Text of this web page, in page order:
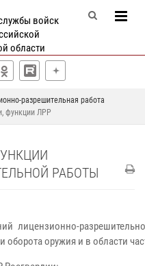
войск
области
разрешительная работа
функции ЛРР
РАБОТЫ
лицензионно-
оружия и в области